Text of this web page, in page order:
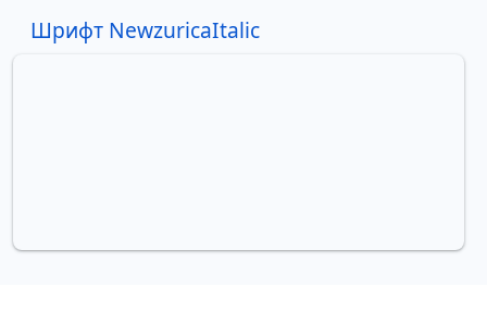
Шрифт NewzuricaItalic